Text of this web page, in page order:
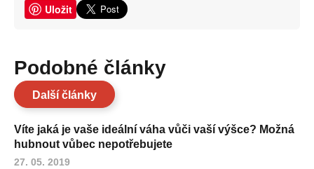
Uložit
Podobné články
Další články
Víte jaká je vaše ideální váha vůči vaší výšce? Možná
hubnout vůbec nepotřebujete
27. 05. 2019